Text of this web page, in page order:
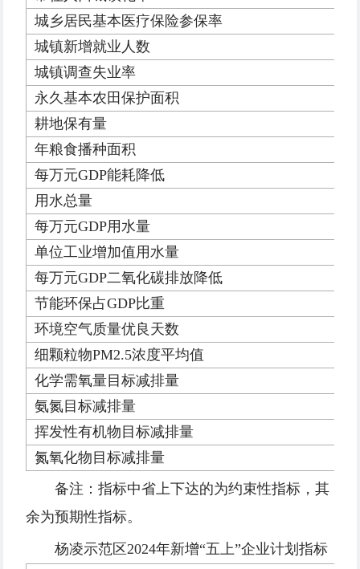
城乡居民基本医疗保险参保率
城镇新增就业人数
城镇调查失业率
永久基本农田保护面积
耕地保有量
年粮食播种面积
每万元GDP能耗降低
用水总量
每万元GDP用水量
单位工业增加值用水量
每万元GDP二氧化碳排放降低
节能环保占GDP比重
环境空气质量优良天数
细颗粒物PM2.5浓度平均值
化学需氧量目标减排量
氨氮目标减排量
挥发性有机物目标减排量
氮氧化物目标减排量
备注：指标中省上下达的为约束性指标，其
余为预期性指标。
杨凌示范区2024年新增“五上”企业计划指标